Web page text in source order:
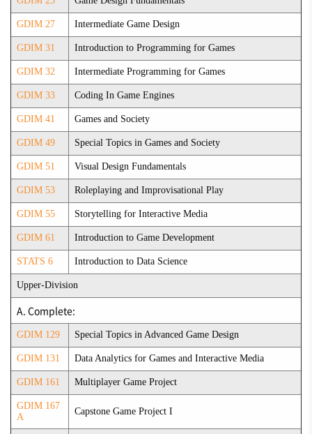
GDIM 27 Intermediate Game Design
GDIM 31 Introduction to Programming for Games
GDIM 32 Intermediate Programming for Games
GDIM 33 Coding In Game Engines
GDIM 41 Games and Society
GDIM 49 Special Topics in Games and Society
GDIM 51 Visual Design Fundamentals
GDIM 53 Roleplaying and Improvisational Play
GDIM 55 Storytelling for Interactive Media
GDIM 61 Introduction to Game Development
STATS 6 Introduction to Data Science
Upper-Division
A. Complete:
GDIM 129 Special Topics in Advanced Game Design
GDIM 131 Data Analytics for Games and Interactive Media
GDIM 161 Multiplayer Game Project
GDIM 167
A
Capstone Game Project I